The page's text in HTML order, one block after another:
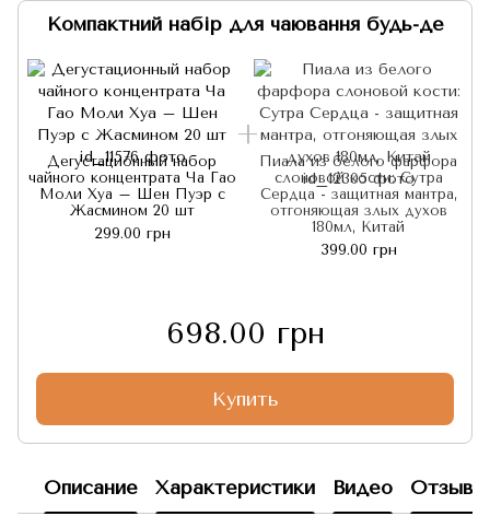
Компактний набір для чаювання будь-де
Дегустационный набор
чайного концентрата Ча Гао
Моли Хуа – Шен Пуэр с
Жасмином 20 шт
299.00 грн
Пиала из белого фарфора
слоновой кости: Сутра
Сердца - защитная мантра,
отгоняющая злых духов
180мл, Китай
399.00 грн
698.00 грн
Купить
Описание Характеристики Видео Отзывы